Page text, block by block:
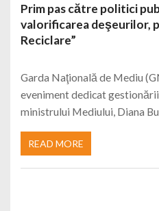
Prim pas către politici
valorificarea deşeurilor,
Reciclare”
Garda Naţională de Mediu
eveniment dedicat
ministrului Mediului, Diana
READ MORE